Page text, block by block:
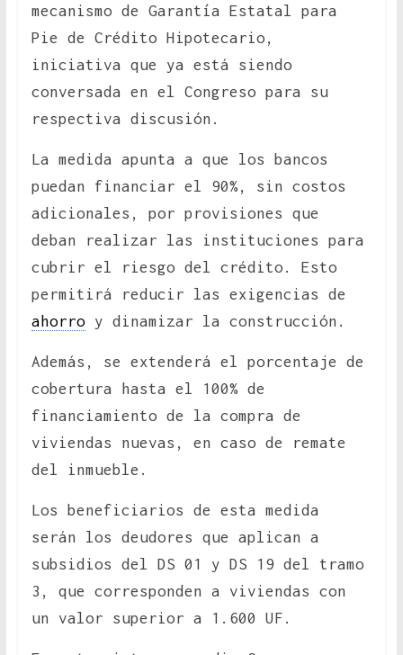
mecanismo de Garantía Estatal para
Pie de Crédito Hipotecario,
iniciativa que ya está siendo
conversada en el Congreso para su
respectiva discusión.
La medida apunta a que los bancos
puedan financiar el 90%, sin costos
adicionales, por provisiones que
deban realizar las instituciones para
cubrir el riesgo del crédito. Esto
permitirá reducir las exigencias de
ahorroy dinamizar la construcción.
Además, se extenderá el porcentaje de
cobertura hasta el 100% de
financiamiento de la compra de
viviendas nuevas, en caso de remate
del inmueble.
Los beneficiarios de esta medida
serán los deudores que aplican a
subsidios del DS 01 y DS 19 del tramo
3, que corresponden a viviendas con
un valor superior a 1.600 UF.